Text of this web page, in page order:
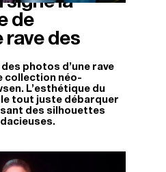
de
rave des
photos d’une rave
collection néo-
L’esthétique du
tout juste débarquer
des silhouettes